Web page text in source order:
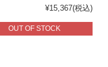
¥15,367(税込)
OUT OF STOCK